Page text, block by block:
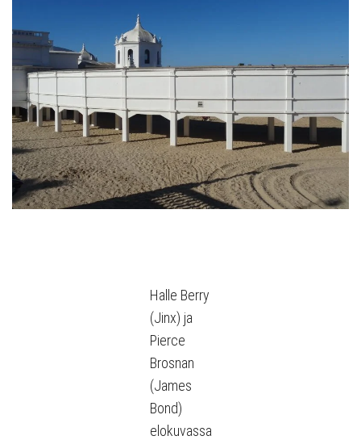
Halle Berry
(Jinx) ja
Pierce
Brosnan
(James
Bond)
elokuvassa